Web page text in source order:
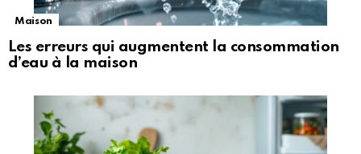
Maison
Les erreurs qui augmentent la consommation
d’eau à la maison